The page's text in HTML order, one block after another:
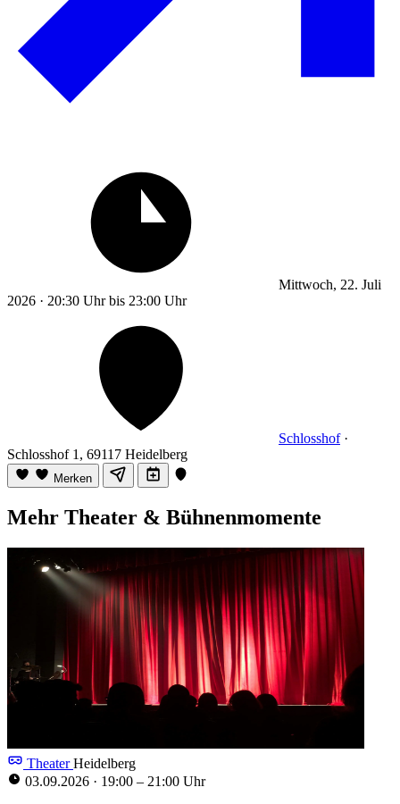
Mittwoch, 22. Juli
2026 · 20:30 Uhr bis 23:00 Uhr
Schlosshof·
Schlosshof 1, 69117 Heidelberg
Merken
Mehr Theater & Bühnenmomente
TheaterHeidelberg
03.09.2026 · 19:00 – 21:00 Uhr